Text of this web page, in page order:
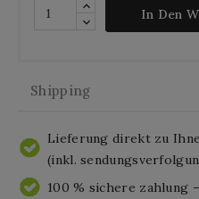
In Den
Shipping
Lieferung direkt zu
(inkl.
100 % sichere zahlung